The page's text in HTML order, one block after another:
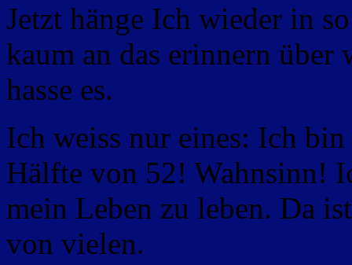
Jetzt hänge Ich wieder in
kaum an das erinnern über
hasse es.
Ich weiss nur eines: Ich
Hälfte von 52! Wahnsinn!
mein Leben zu leben. Da
von vielen.